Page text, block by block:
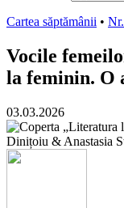
Cartea săptămânii •
Vocile
la feminin. O
03.03.2026